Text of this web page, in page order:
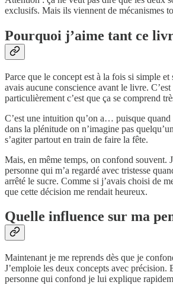
exclusifs. Mais ils viennent de mécanismes
Pourquoi j’aime tant ce
Parce que le concept est à la fois si simple
avais aucune conscience avant le livre. C’est
particulièrement c’est que ça se comprend
C’est une intuition qu’on a… puisque quand
dans la plénitude on n’imagine pas
s’agiter partout en train de faire la fête.
Mais, en même temps, on confond souvent.
personne qui m’a regardé avec tristesse
arrêté le sucre. Comme si j’avais choisi de
que cette décision me rendait heureux.
Quelle influence sur ma
Maintenant je me reprends dès que je
J’emploie les deux concepts avec précision.
personne qui confond je lui explique